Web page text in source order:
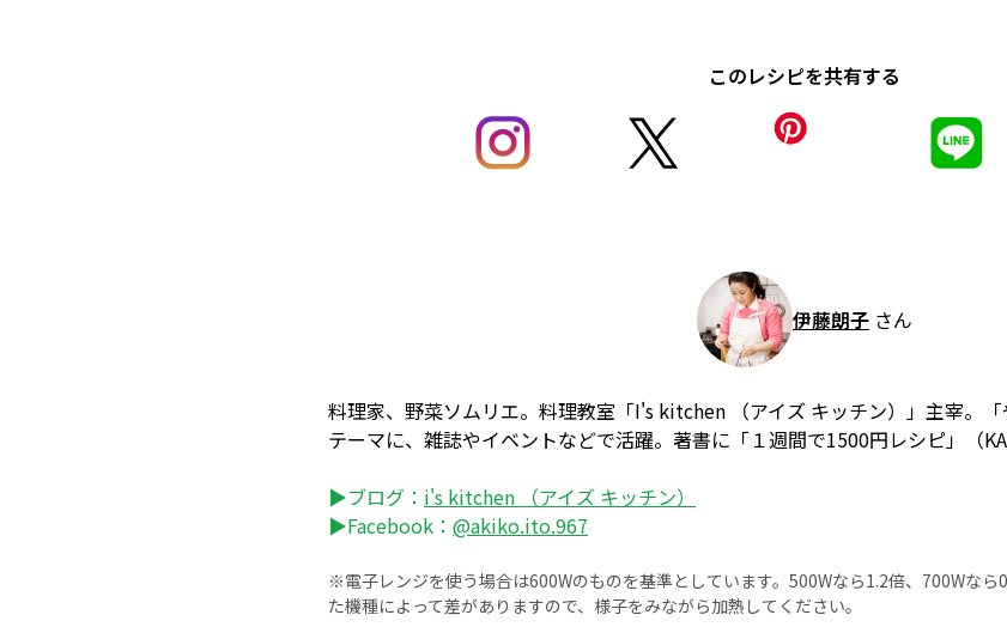
このレシピを共有する
伊藤朗子 さん
料理家、野菜ソムリエ。料理教室「I's kitchen （アイズ キッチン）」主宰。
テーマに、雑誌やイベントなどで活躍。著書に「１週間で1500円レシピ」（
▶ブログ： i's kitchen （アイズ キッチン）
▶Facebook： @akiko.ito.967
※電子レンジを使う場合は600Wのものを基準としています。500Wなら1.2倍、700Wなら
た機種によって差がありますので、様子をみながら加熱してください。